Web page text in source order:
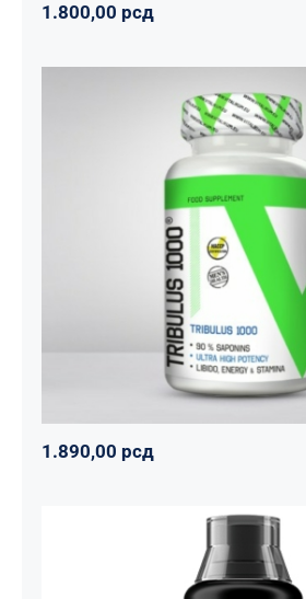
1.800,00 рсд
Tribulus 1000
Svi proizvodi Vitalikum
1.890,00
1.890,00 рсд